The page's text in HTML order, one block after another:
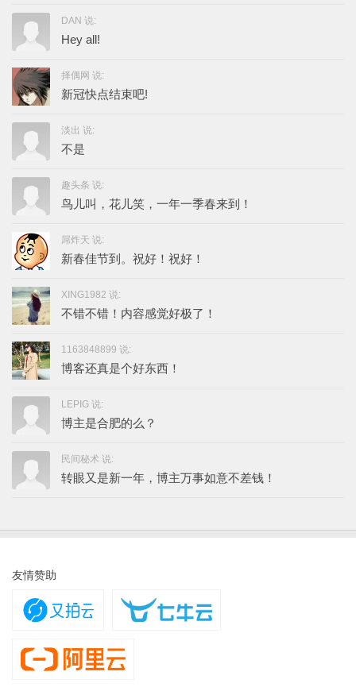
DAN 说:
Hey all!
择偶网 说:
新冠快点结束吧!
淡出 说:
不是
趣头条 说:
鸟儿叫，花儿笑，一年一季春来到！
屌炸天 说:
新春佳节到。祝好！祝好！
XING1982 说:
不错不错！内容感觉好极了！
1163848899 说:
博客还真是个好东西！
LEPIG 说:
博主是合肥的么？
民间秘术 说:
转眼又是新一年，博主万事如意不差钱！
友情赞助